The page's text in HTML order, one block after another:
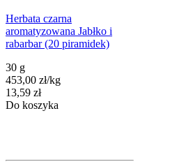
Herbata czarna
aromatyzowana Jabłko i
rabarbar (20 piramidek)
30 g
453,00 zł/kg
Cena
13,59 zł
Do koszyka